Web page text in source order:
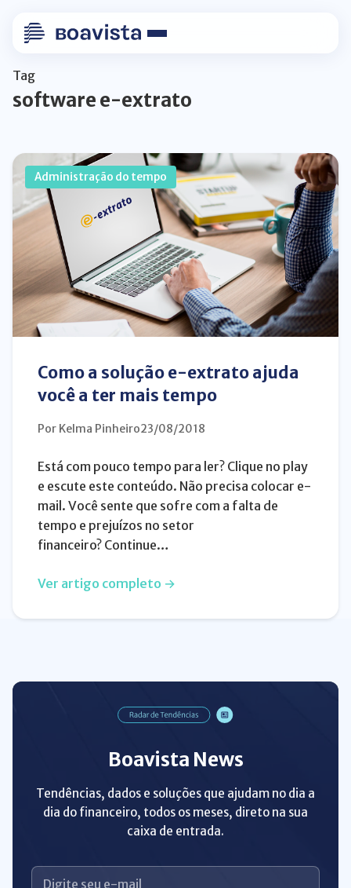
Tag
software e-extrato
Administração do tempo
Como a solução e-extrato ajuda
você a ter mais tempo
Por Kelma Pinheiro23/08/2018
Está com pouco tempo para ler? Clique no play
e escute este conteúdo. Não precisa colocar e-
mail. Você sente que sofre com a falta de
tempo e prejuízos no setor
financeiro? Continue…
Ver artigo completo →
Boavista News
Tendências, dados e soluções que ajudam no dia a
dia do financeiro, todos os meses, direto na sua
caixa de entrada.